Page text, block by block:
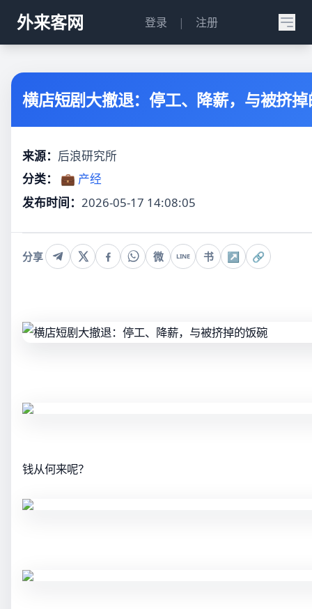
外来客网 登录 | 注册
横店短剧大撤退：停工、降薪，与被挤
来源： 后浪研究所
分类：
💼 产经
发布时间： 2026-05-17 14:08:05
分享 微 LINE 书 ↗ 🔗
钱从何来呢？